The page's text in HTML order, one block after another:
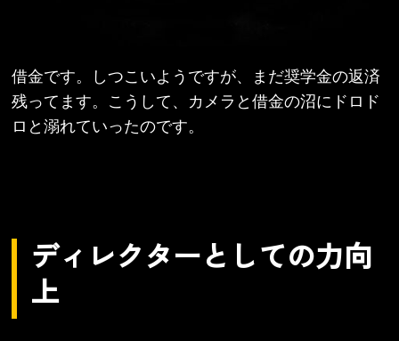
借金です。しつこいようですが、まだ奨学金の返済
残ってます。こうして、カメラと借金の沼にドロド
ロと溺れていったのです。
ディレクターとしての力向
上